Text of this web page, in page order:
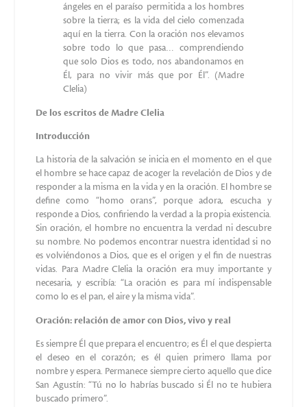
Testimonio de la Positio
La devoción de Madre Clelia a Jesús Eucaristía
Madre Merloni supo acoger la intensidad de esta presencia
única, en la que Cristo viene al encuentro de su pueblo,
permitiendo al Divino Sacramento marcar sus días,
llenándolos de confiada esperanza, vivificando toda
herida. Las hermanas de la Sierva de Dios unánimemente
dirigida a su Señor, presente en el Sacramento del Altar, en el
cual ella descubría laplena manifestación de su inmenso
amor:
“Madre Clelia fue una enamorada de la Eucaristía: su alma
orientada espontáneamente hacia el Tabernáculo debió
sufrir la pena de ser privada de él durante todo su doloroso
exilio. Reencontró en la Casa General ‘el lugar de sus delicias’,
como tuvo a bien escribir, y su vida, desde 1928 hasta su
muerte, fue “eminentemente eucarística”.
Se levantaba con frecuencia, incluso de noche, para rezar en
lámpara se mantuviera siempre encendida”.
“No se dejaba abatir por las adversidades de la vida porque le
bastaba permanecer en adoración delante del Santísimo
Sacramento por algún tiempo para volver a llenar su alma